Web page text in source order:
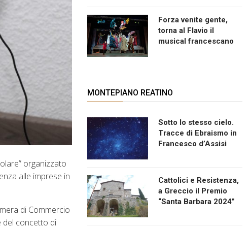
organizzato
alle imprese in
di Commercio
del concetto di
Forza venite gente,
torna al Flavio il
musical francescano
MONTEPIANO REATINO
Sotto lo stesso cielo.
Tracce di Ebraismo in
Francesco d’Assisi
Cattolici e Resistenza,
a Greccio il Premio
“Santa Barbara 2024”